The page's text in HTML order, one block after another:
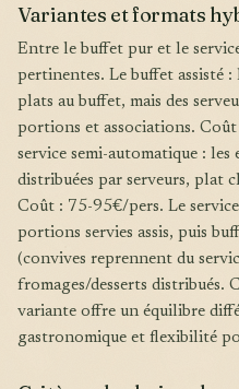
Variantes et formats
Entre le buffet pur et le service à table, existent des variantes
pertinentes. Le buffet assisté
plats au buffet, mais des
portions et associations.
service semi-automatique :
distribuées par serveurs, plat
Coût : 75-95€/pers. Le
portions servies assis, puis
(convives reprennent du
fromages/desserts distribués.
variante offre un équilibre
gastronomique et flexibilité